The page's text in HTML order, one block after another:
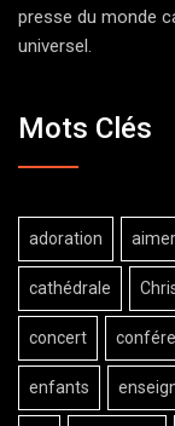
presse du monde
universel.
Mots Clés
adoration aimer
cathédrale
concert
enfants